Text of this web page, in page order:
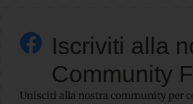
Iscriviti alla
Community
Unisciti alla nostra community per